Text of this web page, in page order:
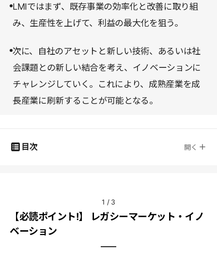
LMIではまず、既存事業の効率化と改善に取り組
み、生産性を上げて、利益の最大化を狙う。
次に、自社のアセットと新しい技術、あるいは社
会課題との新しい結合を考え、イノベーションに
チャレンジしていく。これにより、成熟産業を成
長産業に刷新することが可能となる。
目次 開く
1 / 3
【必読ポイント!】 レガシーマーケット・イノ
ベーション